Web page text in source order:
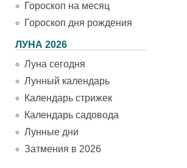
Гороскоп на месяц
Гороскоп дня рождения
ЛУНА 2026
Луна сегодня
Лунный календарь
Календарь стрижек
Календарь садовода
Лунные дни
Затмения в 2026